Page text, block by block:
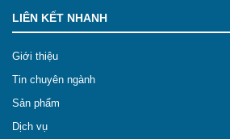
LIÊN KẾT NHANH
Giới thiệu
Tin chuyên ngành
Sản phẩm
Dịch vụ